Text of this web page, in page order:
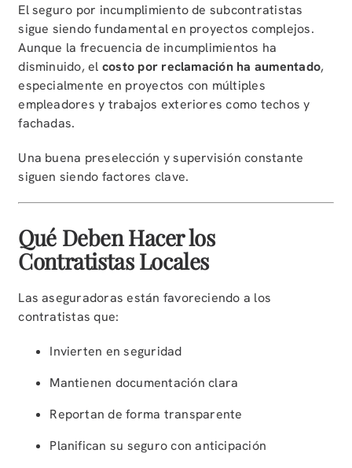
El seguro por incumplimiento de subcontratistas
sigue siendo fundamental en proyectos complejos.
Aunque la frecuencia de incumplimientos ha
disminuido, el costo por reclamación ha aumentado,
especialmente en proyectos con múltiples
empleadores y trabajos exteriores como techos y
fachadas.
Una buena preselección y supervisión constante
siguen siendo factores clave.
Qué Deben Hacer los
Contratistas Locales
Las aseguradoras están favoreciendo a los
contratistas que:
Invierten en seguridad
Mantienen documentación clara
Reportan de forma transparente
Planifican su seguro con anticipación